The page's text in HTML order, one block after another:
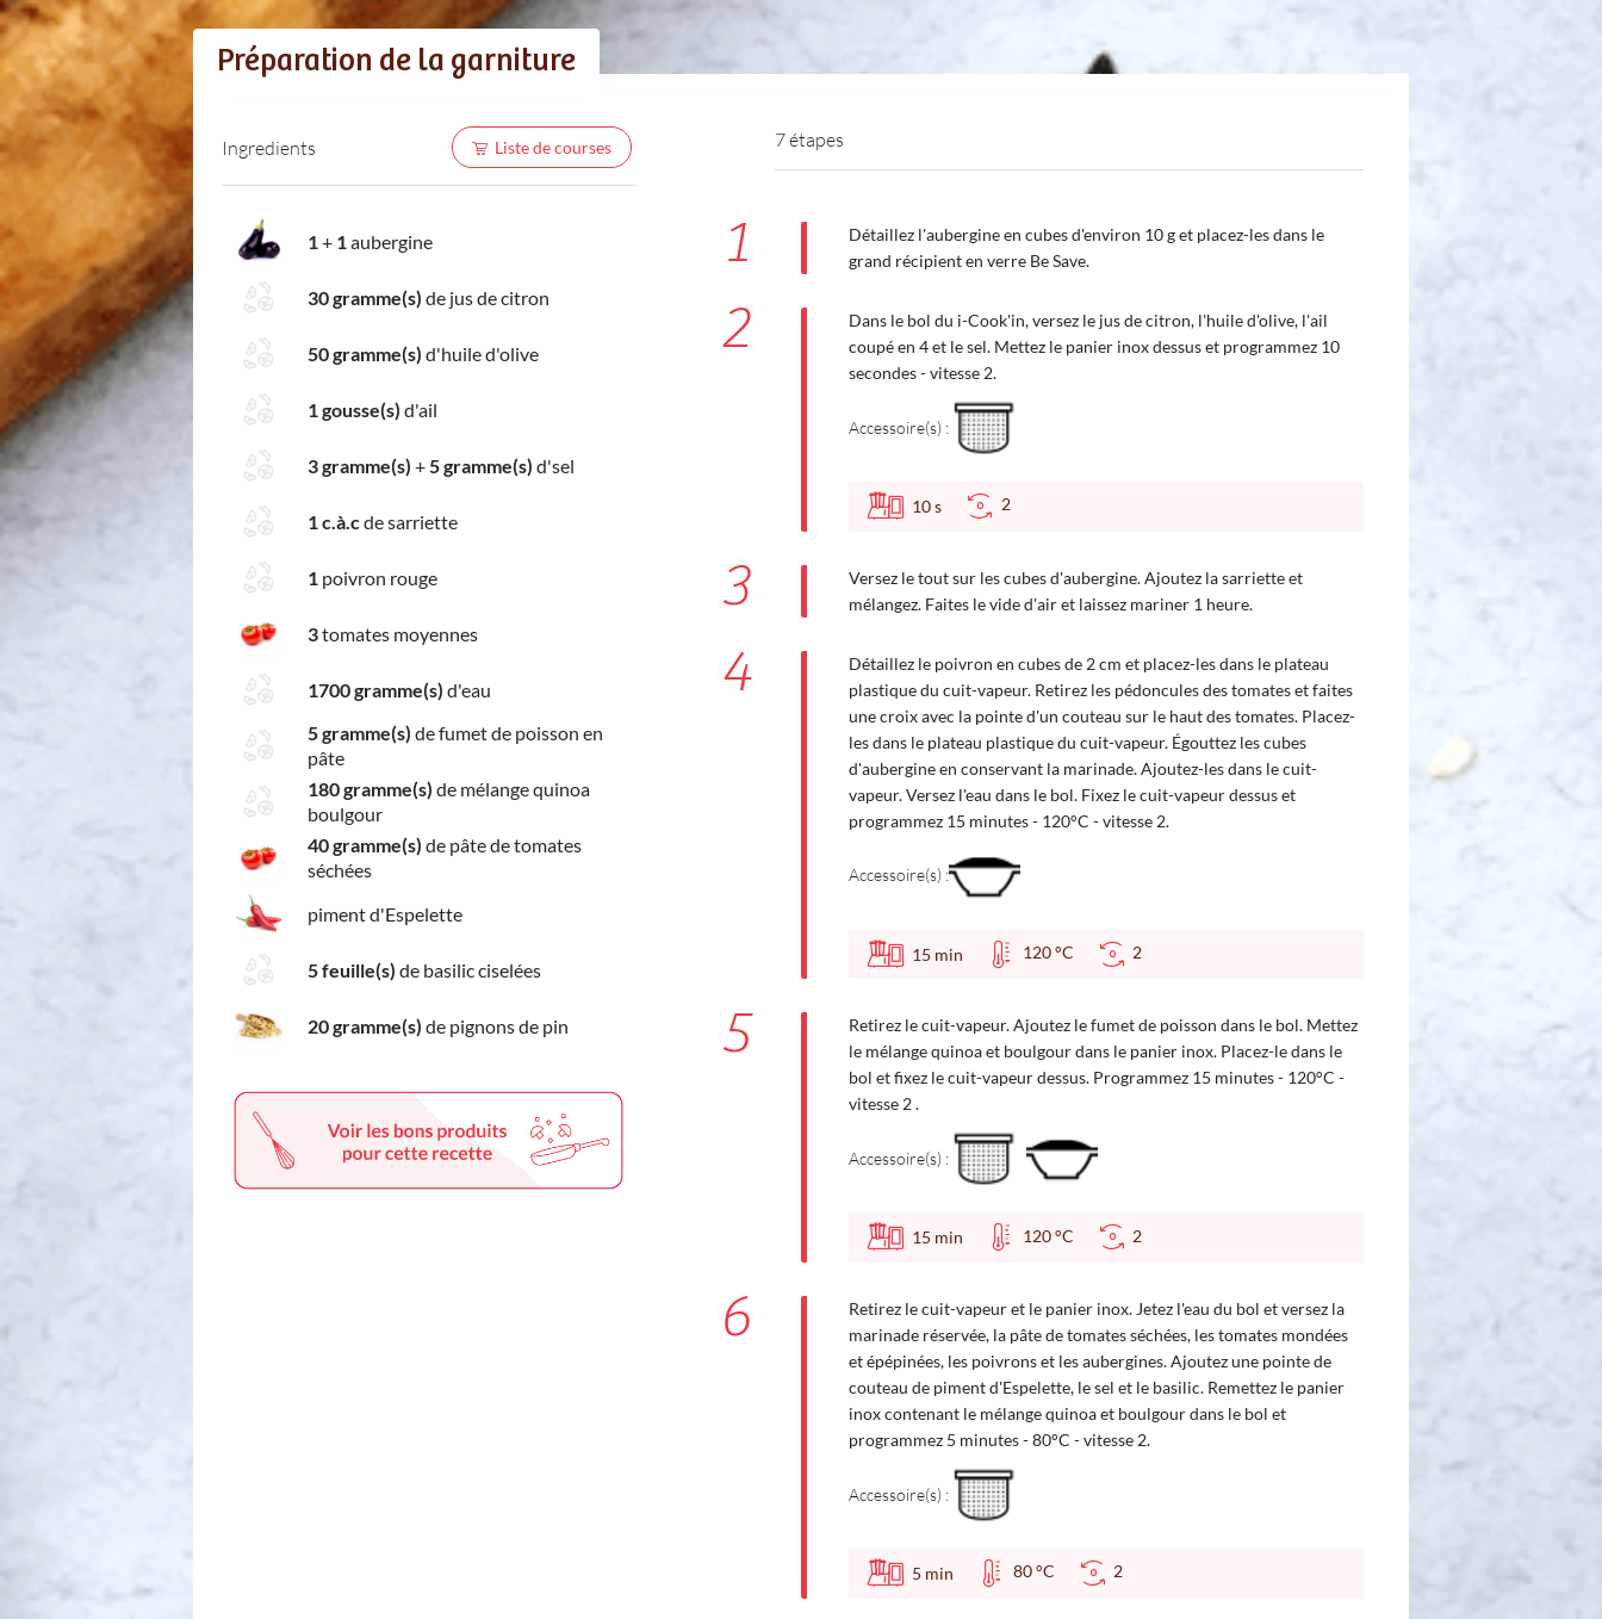
Préparation de la garniture
Ingredients Liste de courses
1 + 1 aubergine
30 gramme(s) de jus de citron
50 gramme(s) d'huile d'olive
1 gousse(s) d'ail
3 gramme(s) + 5 gramme(s) d'sel
1 c.à.c de sarriette
1 poivron rouge
3tomates moyennes
1700 gramme(s) d'eau
5 gramme(s) de fumet de poisson en
pâte
180 gramme(s) de mélange quinoa
boulgour
40 gramme(s) de pâte de tomates
séchées
piment d'Espelette
5 feuille(s) de basilic ciselées
20 gramme(s) de pignons de pin
7 étapes
1
Détaillez l'aubergine en cubes d'environ 10 g et placez-les dans le
grand récipient en verre Be Save.
2
Dans le bol du i-Cook'in, versez le jus de citron, l'huile d'olive, l'ail
coupé en 4 et le sel. Mettez le panier inox dessus et programmez 10
secondes - vitesse 2.
Accessoire(s) :
10s 2
3
Versez le tout sur les cubes d'aubergine. Ajoutez la sarriette et
mélangez. Faites le vide d'air et laissez mariner 1 heure.
4
Détaillez le poivron en cubes de 2 cm et placez-les dans le plateau
plastique du cuit-vapeur. Retirez les pédoncules des tomates et faites
une croix avec la pointe d'un couteau sur le haut des tomates. Placez-
les dans le plateau plastique du cuit-vapeur. Égouttez les cubes
d'aubergine en conservant la marinade. Ajoutez-les dans le cuit-
vapeur. Versez l'eau dans le bol. Fixez le cuit-vapeur dessus et
programmez 15 minutes - 120°C - vitesse 2.
Accessoire(s) :
15 min 120 °C 2
5
Retirez le cuit-vapeur. Ajoutez le fumet de poisson dans le bol. Mettez
le mélange quinoa et boulgour dans le panier inox. Placez-le dans le
bol et fixez le cuit-vapeur dessus. Programmez 15 minutes - 120°C -
vitesse 2 .
Accessoire(s) :
15 min 120 °C 2
6
Retirez le cuit-vapeur et le panier inox. Jetez l'eau du bol et versez la
marinade réservée, la pâte de tomates séchées, les tomates mondées
et épépinées, les poivrons et les aubergines. Ajoutez une pointe de
couteau de piment d'Espelette, le sel et le basilic. Remettez le panier
inox contenant le mélange quinoa et boulgour dans le bol et
programmez 5 minutes - 80°C - vitesse 2.
Accessoire(s) :
5 min 80 °C 2